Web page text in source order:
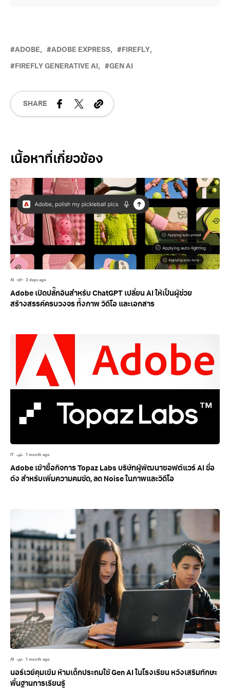
ADOBE ADOBE EXPRESS FIREFLY
FIREFLY GENERATIVE AI GEN AI
SHARE
Related Posts
AI 2 days ago
Adobe เปิดปลั๊กอินสำหรับ ChatGPT เปลี่ยน AI ให้เป็นผู้ช่วย
สร้างสรรค์ครบวงจร ทั้งภาพ วิดีโอ และเอกสาร
1 month ago
Adobe เข้าซื้อกิจการ Topaz Labs บริษัทผู้พัฒนาซอฟต์แวร์ AI ชื่อ
ดัง สำหรับเพิ่มความคมชัด, ลด Noise ในภาพและวิดีโอ
AI 1 month ago
นอร์เวย์คุมเข้ม ห้ามเด็กประถมใช้ Gen AI ในโรงเรียน หวังเสริมทักษะ
พื้นฐานการเรียนรู้